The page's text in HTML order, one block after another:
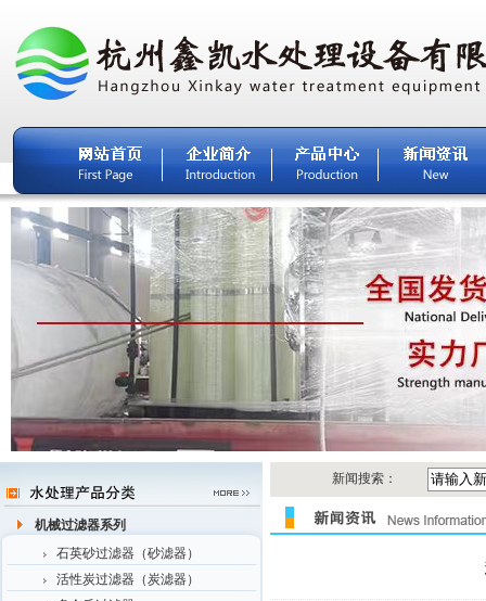
机械过滤器系列
石英砂过滤器（砂滤器）
活性炭过滤器（炭滤器）
新闻搜索：